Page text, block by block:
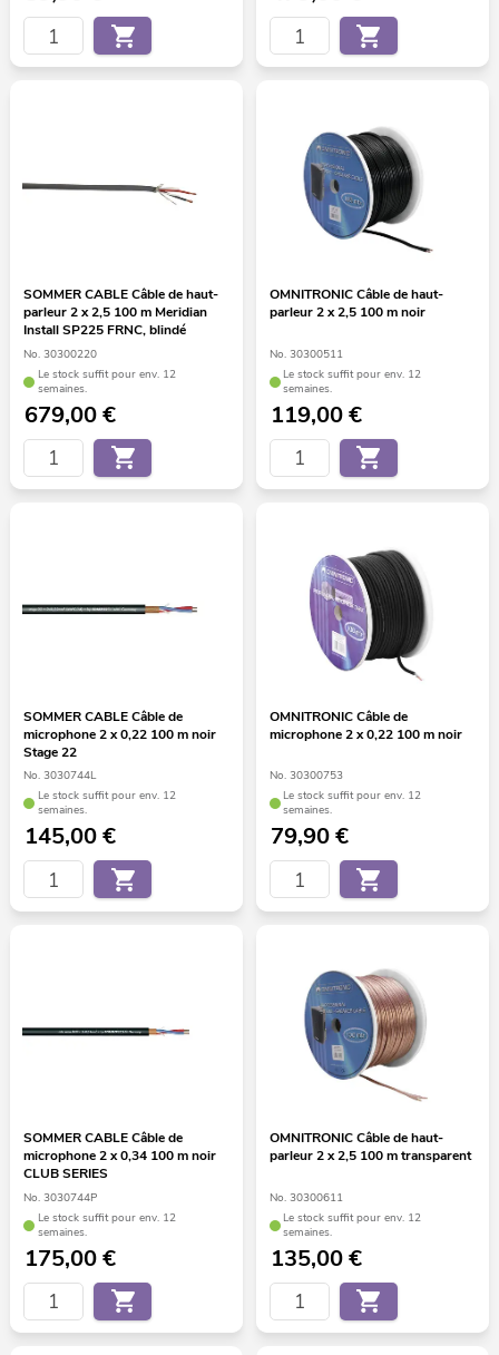
SOMMER CABLE Câble de haut-
parleur 2 x 2,5 100 m Meridian
Install SP225 FRNC, blindé
No. 30300220
Le stock suffit pour env. 12
semaines.
679,00€
OMNITRONIC Câble de haut-
parleur 2 x 2,5 100 m noir
No. 30300511
Le stock suffit pour env. 12
semaines.
119,00€
SOMMER CABLE Câble de
microphone 2 x 0,22 100 m noir
Stage 22
No. 3030744L
Le stock suffit pour env. 12
semaines.
145,00€
OMNITRONIC Câble de
microphone 2 x 0,22 100 m noir
No. 30300753
Le stock suffit pour env. 12
semaines.
79,90€
SOMMER CABLE Câble de
microphone 2 x 0,34 100 m noir
CLUB SERIES
No. 3030744P
Le stock suffit pour env. 12
semaines.
175,00€
OMNITRONIC Câble de haut-
parleur 2 x 2,5 100 m transparent
No. 30300611
Le stock suffit pour env. 12
semaines.
135,00€